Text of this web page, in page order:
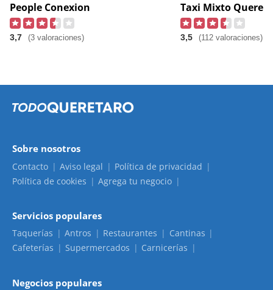
People Conexion
3,7 (3 valoraciones)
Taxi Mixto
3,5 (112 valoraciones)
Sobre nosotros
Contacto Aviso legal
Política de privacidad
Política de cookies
Agrega tu negocio
Servicios populares
Taquerías Antros Restaurantes
Cantinas
Cafeterías
Supermercados Carnicerías
Negocios populares